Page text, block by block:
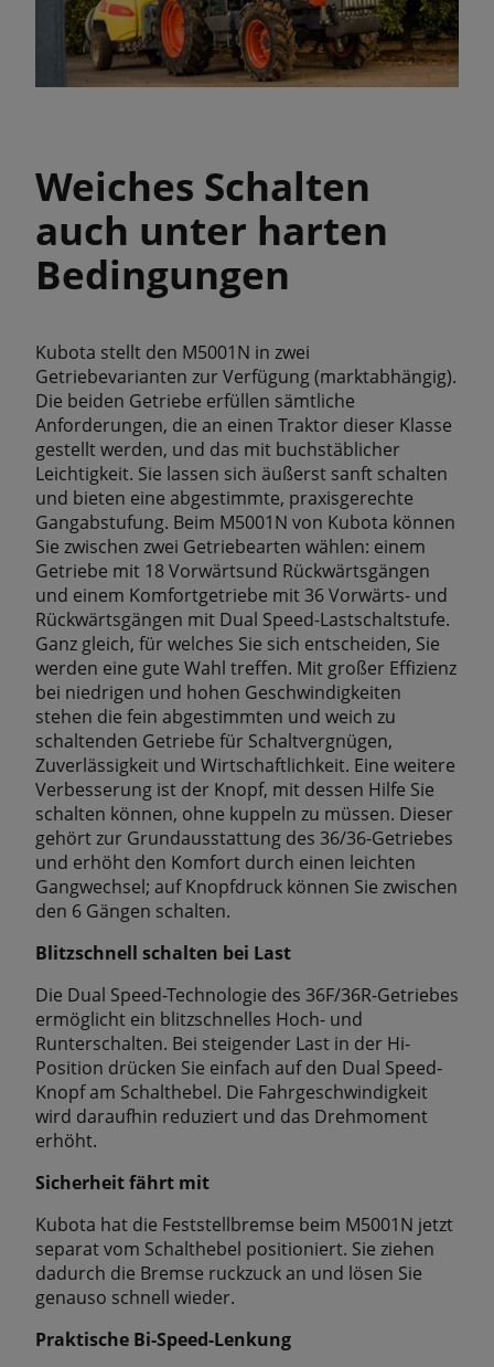
Weiches Schalten
auch unter harten
Bedingungen
Kubota stellt den M5001N in zwei
Getriebevarianten zur Verfügung (marktabhängig).
Die beiden Getriebe erfüllen sämtliche
Anforderungen, die an einen Traktor dieser Klasse
gestellt werden, und das mit buchstäblicher
Leichtigkeit. Sie lassen sich äußerst sanft schalten
und bieten eine abgestimmte, praxisgerechte
Gangabstufung. Beim M5001N von Kubota können
Sie zwischen zwei Getriebearten wählen: einem
Getriebe mit 18 Vorwärtsund Rückwärtsgängen
und einem Komfortgetriebe mit 36 Vorwärts- und
Rückwärtsgängen mit Dual Speed-Lastschaltstufe.
Ganz gleich, für welches Sie sich entscheiden, Sie
werden eine gute Wahl treffen. Mit großer Effizienz
bei niedrigen und hohen Geschwindigkeiten
stehen die fein abgestimmten und weich zu
schaltenden Getriebe für Schaltvergnügen,
Zuverlässigkeit und Wirtschaftlichkeit. Eine weitere
Verbesserung ist der Knopf, mit dessen Hilfe Sie
schalten können, ohne kuppeln zu müssen. Dieser
gehört zur Grundausstattung des 36/36-Getriebes
und erhöht den Komfort durch einen leichten
Gangwechsel; auf Knopfdruck können Sie zwischen
den 6 Gängen schalten.
Blitzschnell schalten bei Last
Die Dual Speed-Technologie des 36F/36R-Getriebes
ermöglicht ein blitzschnelles Hoch- und
Runterschalten. Bei steigender Last in der Hi-
Position drücken Sie einfach auf den Dual Speed-
Knopf am Schalthebel. Die Fahrgeschwindigkeit
wird daraufhin reduziert und das Drehmoment
erhöht.
Sicherheit fährt mit
Kubota hat die Feststellbremse beim M5001N jetzt
separat vom Schalthebel positioniert. Sie ziehen
dadurch die Bremse ruckzuck an und lösen Sie
genauso schnell wieder.
Praktische Bi-Speed-Lenkung